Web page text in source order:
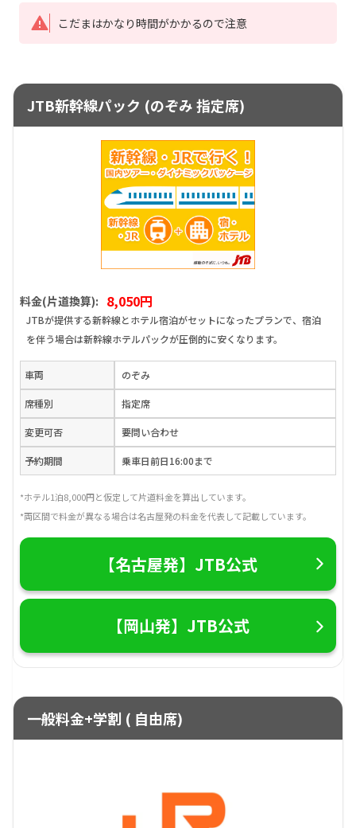
こだまはかなり時間がかかるので注意
JTB新幹線パック (のぞみ 指定席)
料金(片道換算): 8,050円
JTBが提供する新幹線とホテル宿泊がセットになったプランで、宿泊
を伴う場合は新幹線ホテルパックが圧倒的に安くなります。
車両 のぞみ
席種別 指定席
変更可否 要問い合わせ
予約期間 乗車日前日16:00まで
*ホテル1泊8,000円と仮定して片道料金を算出しています。
*両区間で料金が異なる場合は名古屋発の料金を代表して記載しています。
【名古屋発】JTB公式
【岡山発】JTB公式
一般料金+学割 ( 自由席)